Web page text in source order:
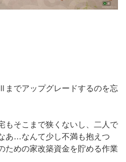
でアップグレードするのを忘
もそこまで狭くないし、二人で
あ…なんて少し不満も抱えつ
ための家改築資金を貯める作業